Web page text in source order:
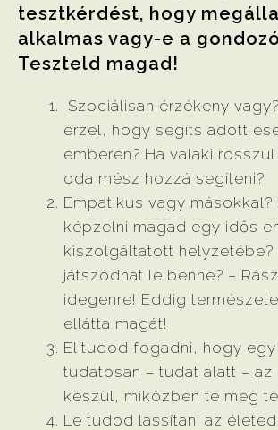
tesztkérdést, hogy
alkalmas vagy-e a
Teszteld magad!
Szociálisan érzékeny
érzel, hogy segíts adott
emberen? Ha valaki
oda mész hozzá segíteni?
Empatikus vagy
képzelni magad egy idős
kiszolgáltatott helyzetébe?
játszódhat le benne? –
idegenre! Eddig
ellátta magát!
El tudod fogadni, hogy
tudatosan – tudat alatt – az
készül, miközben te még
Le tudod lassítani az